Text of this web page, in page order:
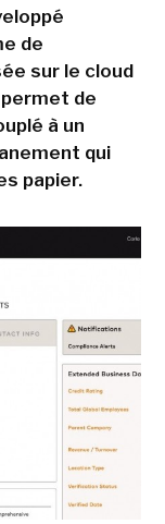
de
sur le cloud
de
à un
qui
papier.